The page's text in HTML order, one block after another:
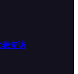
专访